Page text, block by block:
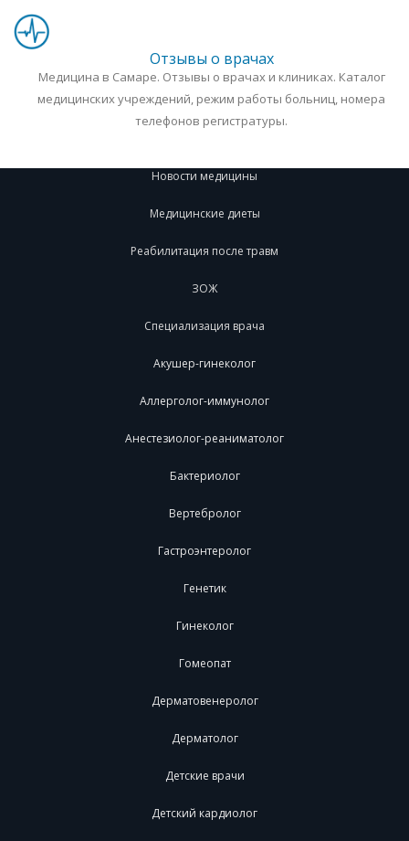
Отзывы о врачах
Медицина в Самаре. Отзывы о врачах и клиниках. Каталог
медицинских учреждений, режим работы больниц, номера
телефонов регистратуры.
Новости медицины
Медицинские диеты
Реабилитация после травм
ЗОЖ
Специализация врача
Акушер-гинеколог
Аллерголог-иммунолог
Анестезиолог-реаниматолог
Бактериолог
Вертебролог
Гастроэнтеролог
Генетик
Гинеколог
Гомеопат
Дерматовенеролог
Дерматолог
Детские врачи
Детский кардиолог